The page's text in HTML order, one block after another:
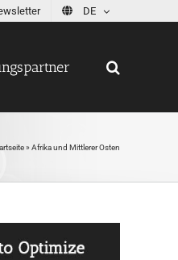
DE
» Afrika und Mittlerer Osten